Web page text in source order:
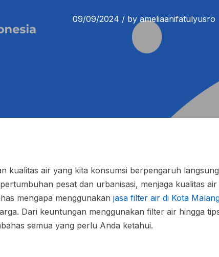
09/09/2024 /by ameliaanifatulyusro
kualitas air yang kita konsumsi berpengaruh
pesat dan urbanisasi, menjaga kualitas air
mengapa menggunakan jasa filter air di Kota
Dari keuntungan menggunakan filter air hingga
semua yang perlu Anda ketahui.